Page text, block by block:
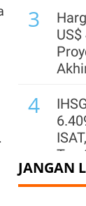
3
4
Top
5
JANGAN